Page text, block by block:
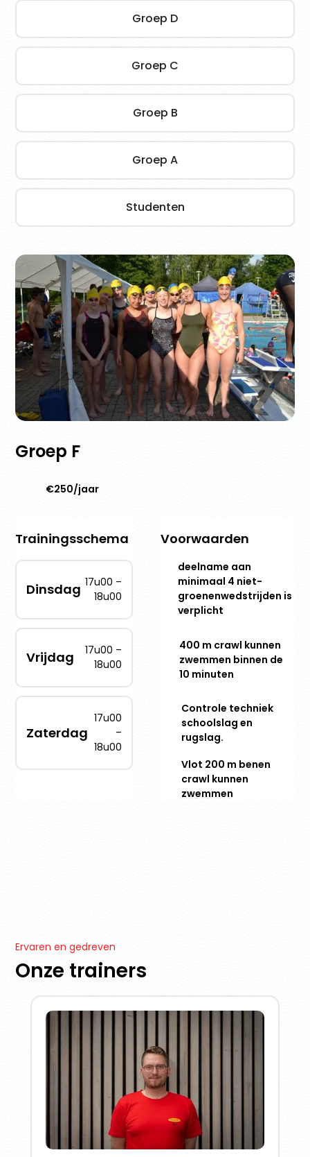
Groep D
Groep C
Groep B
Groep A
Studenten
Groep F
€250/jaar
Trainingsschema
Dinsdag 17u00 –
18u00
Vrijdag
17u00 –
18u00
Zaterdag
17u00
–
18u00
Voorwaarden
deelname aan
minimaal 4 niet-
groenenwedstrijden is
verplicht
400 m crawl kunnen
zwemmen binnen de
10 minuten
Controle techniek
schoolslag en
rugslag.
Vlot 200 m benen
crawl kunnen
zwemmen
Ervaren en gedreven
Onze trainers